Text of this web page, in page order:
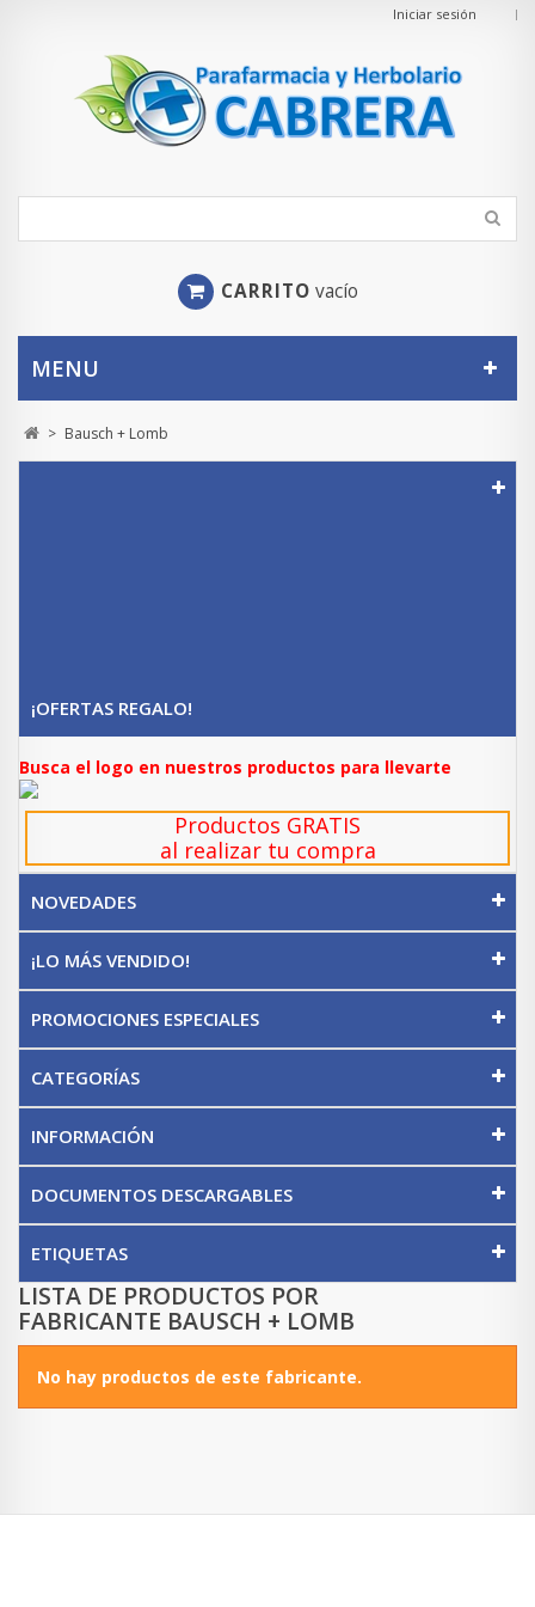
Iniciar sesión
CARRITO vacío
MENU
> Bausch + Lomb
¡OFERTAS REGALO!
Busca el logo en nuestros productos para llevarte
Productos GRATIS
al realizar tu compra
NOVEDADES
¡LO MÁS VENDIDO!
PROMOCIONES ESPECIALES
CATEGORÍAS
INFORMACIÓN
DOCUMENTOS DESCARGABLES
ETIQUETAS
LISTA DE PRODUCTOS POR
FABRICANTE BAUSCH + LOMB
No hay productos de este fabricante.